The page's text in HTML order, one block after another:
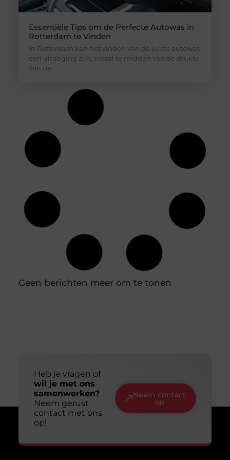
Essentiële Tips om de Perfecte Autowas in
Rotterdam te Vinden
In Rotterdam kan het vinden van de juiste autowas
een uitdaging zijn, vooral te midden van de drukte
van de
Jouw ideale huidverzorging: een gids voor
de juiste productkeuzes
Je loopt een drogisterij binnen of scrolt online en
de hoeveelheid potjes, tubes en flesjes is
overweldigend. Het ene product
Slim en duurzaam online zichtbaar worden:
jouw gids voor een lange termijn aanpak
Online zichtbaar zijn is voor veel ondernemers en
makers een doel op zich. Je wilt dat mensen je
vinden, je